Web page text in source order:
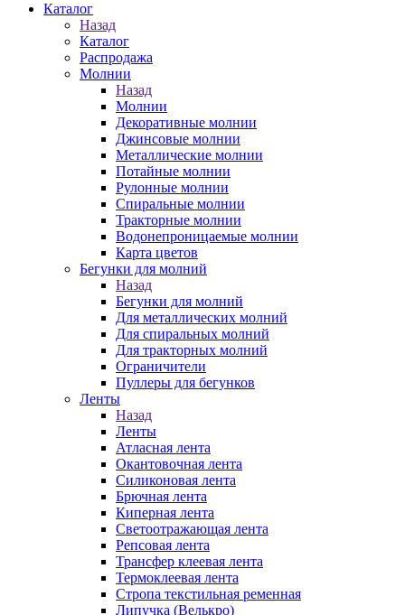
Каталог
Назад
Каталог
Распродажа
Молнии
Назад
Молнии
Декоративные молнии
Джинсовые молнии
Металлические молнии
Потайные молнии
Рулонные молнии
Спиральные молнии
Тракторные молнии
Водонепроницаемые молнии
Карта цветов
Бегунки для молний
Назад
Бегунки для молний
Для металлических молний
Для спиральных молний
Для тракторных молний
Ограничители
Пуллеры для бегунков
Ленты
Назад
Ленты
Атласная лента
Окантовочная лента
Силиконовая лента
Брючная лента
Киперная лента
Светоотражающая лента
Репсовая лента
Трансфер клеевая лента
Термоклеевая лента
Стропа текстильная ременная
Липучка (Велькро)